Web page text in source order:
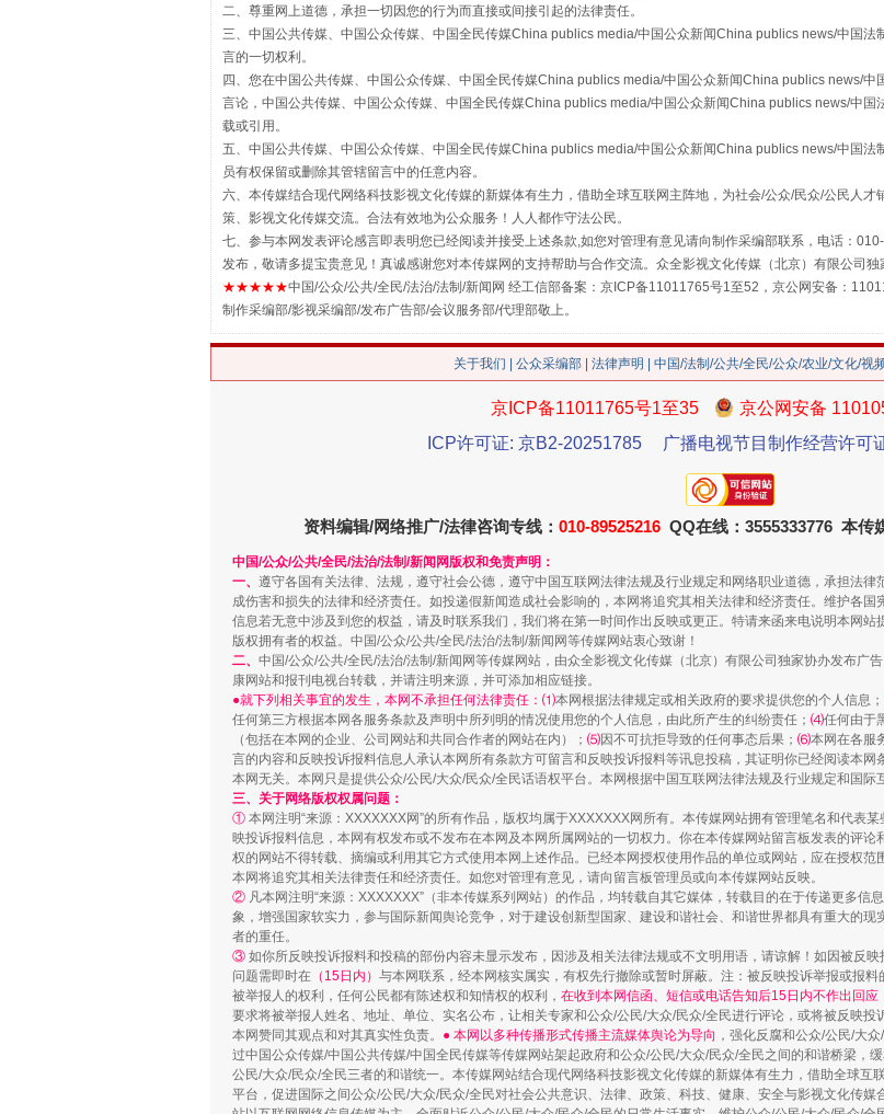
揭批美国五大"原罪" "炒鞋教程"里的骗局
解纷+调解+退费，一次搞定
珠宝鉴定乱象
站台名比不上好声名
走近一线检察官
漫山遍野的桃花与雪山、麦地、白藏房
二、尊重网上道德，承担一切因您的行为而直接或间接引起的法律责任。
三、中国公共传媒、中国公众传媒、中国全民传媒China publics media/中国公众新闻China publics news/中国
言的一切权利。
四、您在中国公共传媒、中国公众传媒、中国全民传媒China publics media/中国公众新闻China publics news/
言论，中国公共传媒、中国公众传媒、中国全民传媒China publics media/中国公众新闻China publics news/中
载或引用。
五、中国公共传媒、中国公众传媒、中国全民传媒China publics media/中国公众新闻China publics news/中国
员有权保留或删除其管辖留言中的任意内容。
六、本传媒结合现代网络科技影视文化传媒的新媒体有生力，借助全球互联网主阵地，为社会/公众/民众/公民人
策、影视文化传媒交流。合法有效地为公众服务！人人都作守法公民。
七、参与本网发表评论感言即表明您已经阅读并接受上述条款,如您对管理有意见请向制作采编部联系，电话：
发布，敬请多提宝贵意见！真诚感谢您对本传媒网的支持帮助与合作交流。众全影视文化传媒（北京）有限公司独
★★★★★中国/公众/公共/全民/法治/法制/新闻网 经工信部备案：京ICP备11011765号1至52，京公网安备：
制作采编部/影视采编部/发布广告部/会议服务部/代理部敬上。
关于我们 公众采编部 法律声明 | 中国/法制/公共/全民/公众/农业/文化/视
京ICP备11011765号1至35
京公网安备
ICP许可证: 京B2-20251785
广播电视节目制作经营许可
资料编辑/网络推广/法律咨询专线： 010-89525216 QQ在线：3555333776 本传
中国/公众/公共/全民/法治/法制/新闻网版权和免责声明：
一、 遵守各国有关法律、法规，遵守社会公德，遵守中国互联网法律法规及行业规定和网络职业道德，承担法
成伤害和损失的法律和经济责任。如投递假新闻造成社会影响的，本网将追究其相关法律和经济责任。维护各
信息若无意中涉及到您的权益，请及时联系我们，我们将在第一时间作出反映或更正。特请来函来电说明本网
版权拥有者的权益。中国/公众/公共/全民/法治/法制/新闻网等传媒网站衷心致谢！
二、 中国/公众/公共/全民/法治/法制/新闻网等传媒网站，由众全影视文化传媒（北京）有限公司独家协办发布广
康网站和报刊电视台转载，并请注明来源，并可添加相应链接。
●就下列相关事宜的发生，本网不承担任何法律责任：⑴本网根据法律规定或相关政府的要求提供您的个人信息；
任何第三方根据本网各服务条款及声明中所列明的情况使用您的个人信息，由此所产生的纠纷责任； ⑷任何由于
（包括在本网的企业、公司网站和共同合作者的网站在内）； ⑸因不可抗拒导致的任何事态后果； ⑹本网在各服
言的内容和反映投诉报料信息人承认本网所有条款方可留言和反映投诉报料等讯息投稿，其证明你已经阅读本
本网无关。本网只是提供公众/公民/大众/民众/全民话语权平台。本网根据中国互联网法律法规及行业规定和国际
三、关于网络版权权属问题：
① 本网注明“来源：XXXXXXX网”的所有作品，版权均属于XXXXXXX网所有。本传媒网站拥有管理笔名和代表
映投诉报料信息，本网有权发布或不发布在本网及本网所属网站的一切权力。你在本传媒网站留言板发表的评
权的网站不得转载、摘编或利用其它方式使用本网上述作品。已经本网授权使用作品的单位或网站，应在授权范
本网将追究其相关法律责任和经济责任。如您对管理有意见，请向留言板管理员或向本传媒网站反映。
② 凡本网注明“来源：XXXXXXX”（非本传媒系列网站）的作品，均转载自其它媒体，转载目的在于传递更多
象，增强国家软实力，参与国际新闻舆论竞争，对于建设创新型国家、建设和谐社会、和谐世界都具有重大的
者的重任。
③ 如你所反映投诉报料和投稿的部份内容未显示发布，因涉及相关法律法规或不文明用语，请谅解！如因被反
问题需即时在 （15日内） 与本网联系，经本网核实属实，有权先行撤除或暂时屏蔽。注：被反映投诉举报或报
被举报人的权利，任何公民都有陈述权和知情权的权利， 在收到本网信函、短信或电话告知后15日内不作出回应
要求将被举报人姓名、地址、单位、实名公布，让相关专家和公众/公民/大众/民众/全民进行评论，或将被反映
本网赞同其观点和对其真实性负责。 ● 本网以多种传播形式传播主流媒体舆论为导向 ，强化反腐和公众/公民/大
过中国公众传媒/中国公共传媒/中国全民传媒等传媒网站架起政府和公众/公民/大众/民众/全民之间的和谐桥梁，
公民/大众/民众/全民三者的和谐统一。本传媒网站结合现代网络科技影视文化传媒的新媒体有生力，借助全球互
平台，促进国际之间公众/公民/大众/民众/全民对社会公共意识、法律、政策、科技、健康、安全与影视文化传